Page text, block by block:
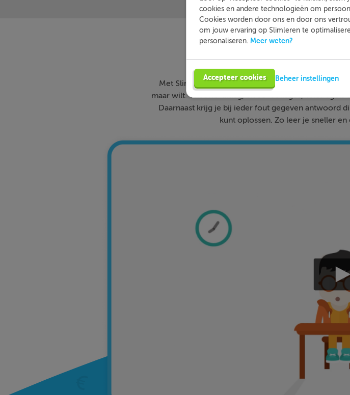
Wat isSlimleren
Met Slimleren oefen je online voor de vakken
maar wilt. Theorie-uitleg, video-colleges, vuistregels
Daarnaast krijg je bij ieder fout gegeven antwoord
kunt oplossen. Zo leer je sneller
cookies en andere technologieën om
Cookies worden door ons en door ons
om jouw ervaring op Slimleren te
personaliseren. Meer weten?
Accepteer cookies Beheer instellingen